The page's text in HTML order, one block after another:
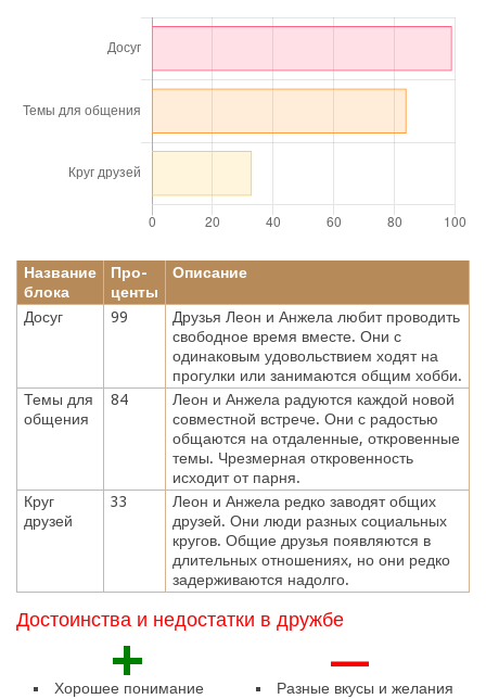
Название
блока
Про-
центы
Описание
Досуг 99
Друзья Леон и Анжела любит проводить
свободное время вместе. Они с
одинаковым удовольствием ходят на
прогулки или занимаются общим хобби.
Темы для
общения
84
Леон и Анжела радуются каждой новой
совместной встрече. Они с радостью
общаются на отдаленные, откровенные
темы. Чрезмерная откровенность
исходит от парня.
Круг
друзей
33
Леон и Анжела редко заводят общих
друзей. Они люди разных социальных
кругов. Общие друзья появляются в
длительных отношениях, но они редко
задерживаются надолго.
Достоинства и недостатки в дружбе
+
Хорошее понимание
—
Разные вкусы и желания